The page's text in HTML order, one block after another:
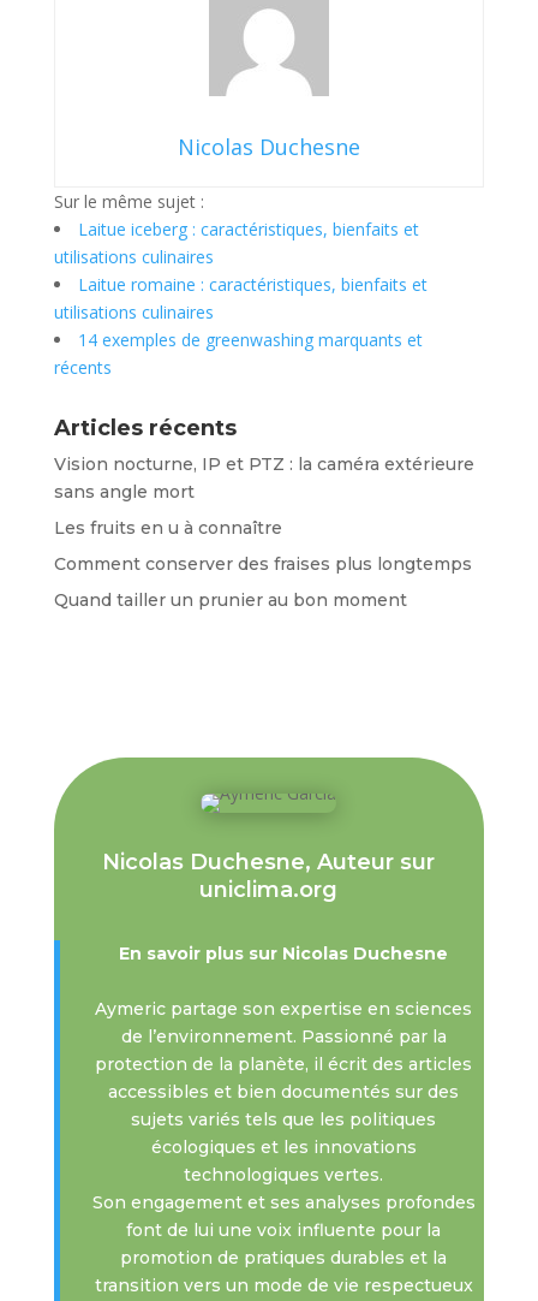
Nicolas Duchesne
Sur le même sujet :
Laitue iceberg : caractéristiques, bienfaits et
utilisations culinaires
Laitue romaine : caractéristiques, bienfaits et
utilisations culinaires
14 exemples de greenwashing marquants et
récents
Articles récents
Vision nocturne, IP et PTZ : la caméra extérieure
sans angle mort
Les fruits en u à connaître
Comment conserver des fraises plus longtemps
Quand tailler un prunier au bon moment
Nicolas Duchesne, Auteur sur
uniclima.org
En savoir plus sur Nicolas Duchesne
Aymeric partage son expertise en sciences
de l’environnement. Passionné par la
protection de la planète, il écrit des articles
accessibles et bien documentés sur des
sujets variés tels que les politiques
écologiques et les innovations
technologiques vertes.
Son engagement et ses analyses profondes
font de lui une voix influente pour la
promotion de pratiques durables et la
transition vers un mode de vie respectueux